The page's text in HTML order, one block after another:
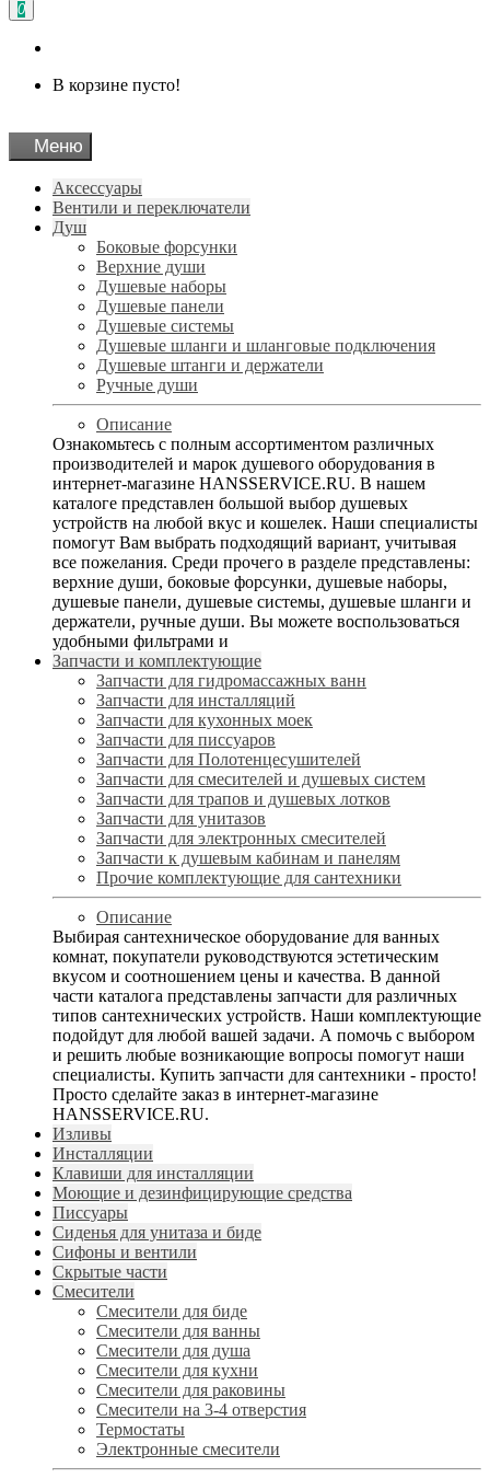
0
В корзине пусто!
Меню
Аксессуары
Вентили и переключатели
Душ
Боковые форсунки
Верхние души
Душевые наборы
Душевые панели
Душевые системы
Душевые шланги и шланговые подключения
Душевые штанги и держатели
Ручные души
Описание
Ознакомьтесь с полным ассортиментом различных
производителей и марок душевого оборудования в
интернет-магазине HANSSERVICE.RU. В нашем
каталоге представлен большой выбор душевых
устройств на любой вкус и кошелек. Наши специалисты
помогут Вам выбрать подходящий вариант, учитывая
все пожелания. Среди прочего в разделе представлены:
верхние души, боковые форсунки, душевые наборы,
душевые панели, душевые системы, душевые шланги и
держатели, ручные души. Вы можете воспользоваться
удобными фильтрами и
Запчасти и комплектующие
Запчасти для гидромассажных ванн
Запчасти для инсталляций
Запчасти для кухонных моек
Запчасти для писсуаров
Запчасти для Полотенцесушителей
Запчасти для смесителей и душевых систем
Запчасти для трапов и душевых лотков
Запчасти для унитазов
Запчасти для электронных смесителей
Запчасти к душевым кабинам и панелям
Прочие комплектующие для сантехники
Описание
Выбирая сантехническое оборудование для ванных
комнат, покупатели руководствуются эстетическим
вкусом и соотношением цены и качества. В данной
части каталога представлены запчасти для различных
типов сантехнических устройств. Наши комплектующие
подойдут для любой вашей задачи. А помочь с выбором
и решить любые возникающие вопросы помогут наши
специалисты. Купить запчасти для сантехники - просто!
Просто сделайте заказ в интернет-магазине
HANSSERVICE.RU.
Изливы
Инсталляции
Клавиши для инсталляции
Моющие и дезинфицирующие средства
Писсуары
Сиденья для унитаза и биде
Сифоны и вентили
Скрытые части
Смесители
Смесители для биде
Смесители для ванны
Смесители для душа
Смесители для кухни
Смесители для раковины
Смесители на 3-4 отверстия
Термостаты
Электронные смесители